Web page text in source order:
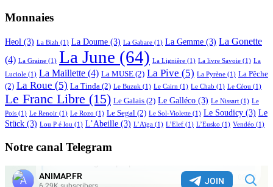
Monnaies
Heol (3) La Bizh (1) La Doume (3) La Gabare (1) La Gemme (3) La Gonette
(4) La Graine (1) La June (64) La Lignière (1) La livre Savoie (1) La
Luciole (1) La Maillette (4) La MUSE (2) La Pive (5) La Pyrène (1) La Pêche
(2) La Roue (5) La Tinda (2) Le Buzuk (1) Le Cairn (1) Le Chab (1) Le Céou (1)
Le Franc Libre (15) Le Galais (2) Le Galléco (3) Le Nissart (1) Le
Pois (1) Le Renoir (1) Le Rozo (1) Le Segal (2) Le Sol-Violette (1) Le Soudicy (3) Le
Stück (3) Lou P é lou (1) L’Abeille (3) L’Aïga (1) L’Elef (1) L’Eusko (1) Vendéo (1)
Notre canal Telegram